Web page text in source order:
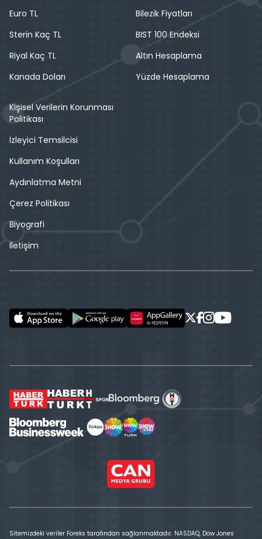
Euro TL
Sterin Kaç TL
Riyal Kaç TL
Kanada Doları
Bilezik Fiyatları
BIST 100 Endeksi
Altın Hesaplama
Yüzde Hesaplama
Kişisel Verilerin Korunması
Politikası
İzleyici Temsilcisi
Kullanım Koşulları
Aydınlatma Metni
Çerez Politikası
Biyografi
İletişim
Sitemizdeki veriler Foreks tarafından sağlanmaktadır. NASDAQ, Dow Jones